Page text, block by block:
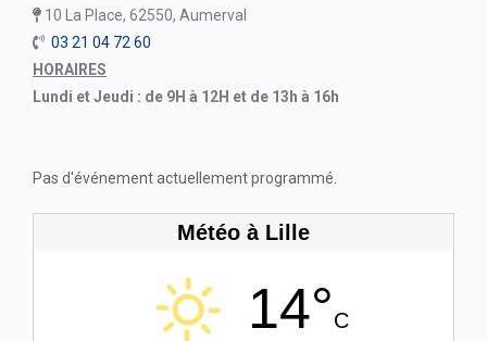
10 La Place, 62550, Aumerval
03 21 04 72 60
HORAIRES
Lundi et Jeudi : de 9H à 12H et de 13h à 16h
Pas d'événement actuellement programmé.
Météo à Lille
14°C